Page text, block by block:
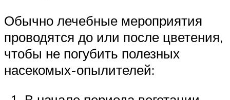
Обычно лечебные мероприятия
проводятся до или после цветения,
чтобы не погубить полезных
насекомых-опылителей: